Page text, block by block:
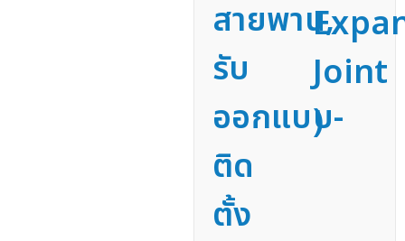
สายพาน,
รับ
ออกแบบ-
ติด
ตั้ง
Joint
)